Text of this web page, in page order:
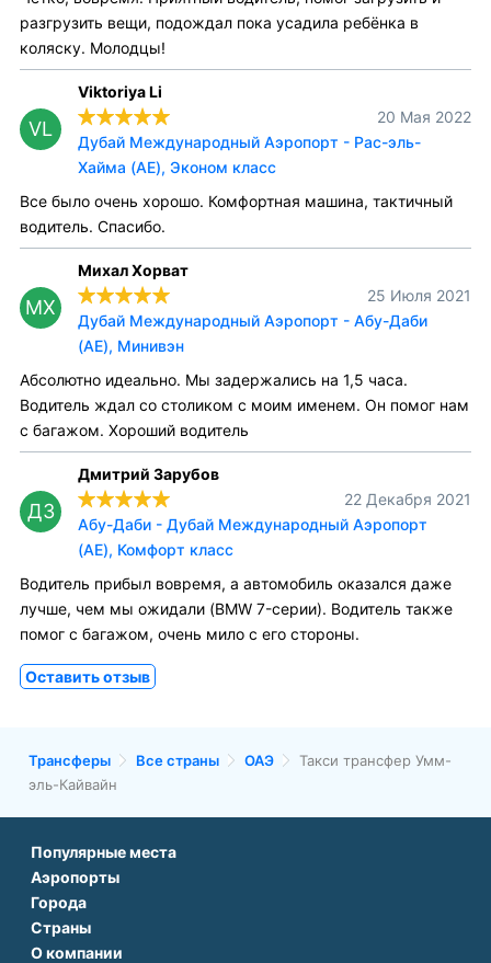
разгрузить вещи, подождал пока усадила ребёнка в
коляску. Молодцы!
VL
Viktoriya Li
20 Мая 2022
Дубай Международный Аэропорт - Рас-эль-
Хайма (AE), Эконом класс
Все было очень хорошо. Комфортная машина, тактичный
водитель. Спасибо.
МХ
Михал Хорват
25 Июля 2021
Дубай Международный Аэропорт - Абу-Даби
(AE), Минивэн
Абсолютно идеально. Мы задержались на 1,5 часа.
Водитель ждал со столиком с моим именем. Он помог нам
с багажом. Хороший водитель
ДЗ
Дмитрий Зарубов
22 Декабря 2021
Абу-Даби - Дубай Международный Аэропорт
(AE), Комфорт класс
Водитель прибыл вовремя, а автомобиль оказался даже
лучше, чем мы ожидали (BMW 7-серии). Водитель также
помог с багажом, очень мило с его стороны.
Оставить отзыв
Трансферы Все страны ОАЭ
Такси трансфер Умм-
эль-Кайвайн
Популярные места
Аэропорт Подгорицы
Аэропорт Белграда
Аэропорт Дубая
Аэропорты
Аэропорт Антальи
Аэропорт Тбилиси
Города
Трансфер в Париже
Страны
О компании